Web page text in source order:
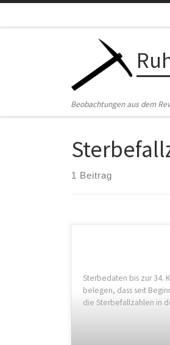
Beobachtungen aus dem
1 Beitrag
Sterbedaten bis zur 34.
belegen, dass seit
die Sterbefallzahlen in